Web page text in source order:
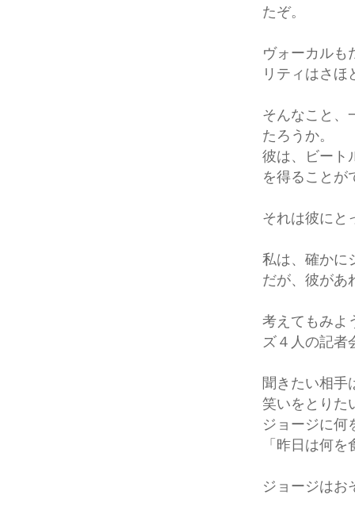
たぞ。
ヴォーカルも
リティはさほ
そんなこと、
たろうか。
彼は、ビート
を得ることが
それは彼にと
私は、確かに
だが、彼があ
考えてもみよ
ズ４人の記者
聞きたい相手
笑いをとりた
ジョージに何
「昨日は何
ジョージはお